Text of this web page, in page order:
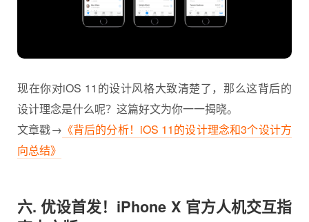
现在你对iOS 11的设计风格大致清楚了，那么这背后的
设计理念是什么呢？这篇好文为你一一揭晓。
文章戳→ 《背后的分析！iOS 11的设计理念和3个设计方
向总结》
六. 优设首发！iPhone X 官方人机交互指